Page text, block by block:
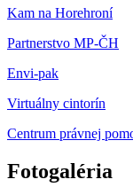
Kam na Horehroní
Partnerstvo MP-ČH
Envi-pak
Virtuálny cintorín
Centrum právnej
Fotogaléria